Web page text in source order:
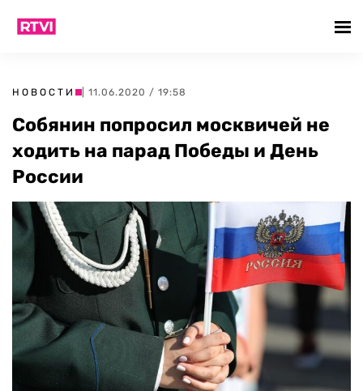
НОВОСТИ | 11.06.2020 / 19:58
Собянин попросил москвичей не
ходить на парад Победы и День
России